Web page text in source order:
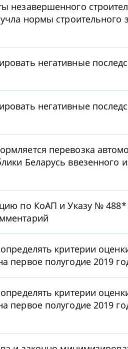
незавершенного
нормы строительного
негативные
негативные
перевозка
Беларусь ввезенного
по КоАП и Указу №
критерии
первое полугодие 2019
критерии
первое полугодие 2019